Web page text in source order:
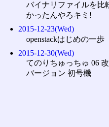
バイナリファイルを比
かったんやろキミ!
2015-12-23(Wed)
openstackはじめの一歩
2015-12-30(Wed)
てのりちゅっちゅ 06
バージョン 初号機